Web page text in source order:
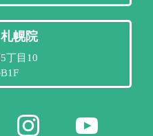
幌院
丁目10